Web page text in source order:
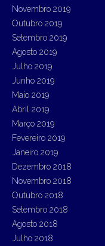
Novembro 2019
Outubro 2019
Setembro 2019
Agosto 2019
Julho 2019
Junho 2019
Maio 2019
Abril 2019
Março 2019
Fevereiro 2019
Janeiro 2019
Dezembro 2018
Novembro 2018
Outubro 2018
Setembro 2018
Agosto 2018
Julho 2018